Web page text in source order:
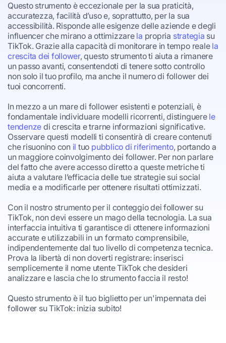
Questo strumento è eccezionale per la sua praticità,
accuratezza, facilità d’uso e, soprattutto, per la sua
accessibilità. Risponde alle esigenze delle aziende e degli
influencer che mirano a ottimizzare la propria strategia su
TikTok. Grazie alla capacità di monitorare in tempo reale la
crescita dei follower, questo strumento ti aiuta a rimanere
un passo avanti, consentendoti di tenere sotto controllo
non solo il tuo profilo, ma anche il numero di follower dei
tuoi concorrenti.
In mezzo a un mare di follower esistenti e potenziali, è
fondamentale individuare modelli ricorrenti, distinguere le
tendenze di crescita e trarne informazioni significative.
Osservare questi modelli ti consentirà di creare contenuti
che risuonino con il tuo pubblico di riferimento, portando a
un maggiore coinvolgimento dei follower. Per non parlare
del fatto che avere accesso diretto a queste metriche ti
aiuta a valutare l’efficacia delle tue strategie sui social
media e a modificarle per ottenere risultati ottimizzati.
Con il nostro strumento per il conteggio dei follower su
TikTok, non devi essere un mago della tecnologia. La sua
interfaccia intuitiva ti garantisce di ottenere informazioni
accurate e utilizzabili in un formato comprensibile,
indipendentemente dal tuo livello di competenza tecnica.
Prova la libertà di non doverti registrare: inserisci
semplicemente il nome utente TikTok che desideri
analizzare e lascia che lo strumento faccia il resto!
Questo strumento è il tuo biglietto per un'impennata dei
follower su TikTok: inizia subito!